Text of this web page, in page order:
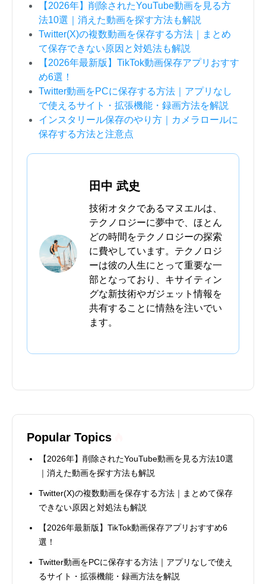
【2026年】削除されたYouTube動画を見る方
法10選｜消えた動画を探す方法も解説
Twitter(X)の複数動画を保存する方法｜まとめ
て保存できない原因と対処法も解説
【2026年最新版】TikTok動画保存アプリおすす
め6選！
Twitter動画をPCに保存する方法｜アプリなし
で使えるサイト・拡張機能・録画方法を解説
インスタリール保存のやり方｜カメラロールに
保存する方法と注意点
田中 武史
技術オタクであるマヌエルは、
テクノロジーに夢中で、ほとん
どの時間をテクノロジーの探索
に費やしています。テクノロジ
ーは彼の人生にとって重要な一
部となっており、キサイティン
グな新技術やガジェット情報を
共有することに情熱を注いでい
ます。
Popular Topics
【2026年】削除されたYouTube動画を見る方法10選
｜消えた動画を探す方法も解説
Twitter(X)の複数動画を保存する方法｜まとめて保存
できない原因と対処法も解説
【2026年最新版】TikTok動画保存アプリおすすめ6
選！
Twitter動画をPCに保存する方法｜アプリなしで使え
るサイト・拡張機能・録画方法を解説